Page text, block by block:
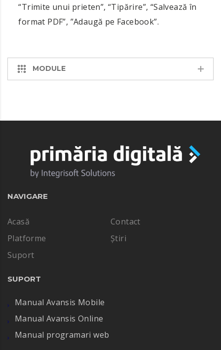
“Trimite unui prieten”, “Tipărire”, “Salvează în
format PDF”, ”Adaugă pe Facebook”.
MODULE
NAVIGARE
Acasă
Contact
Platforme
Știri
Suport
SUPORT
Manual Avansis Mobile
Manual Avansis Online
Manual programari web